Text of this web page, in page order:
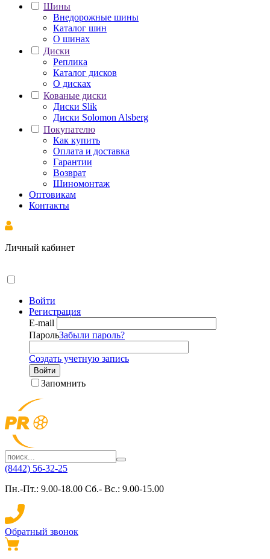
Шины
Внедорожные шины
Каталог шин
О шинах
Диски
Реплика
Каталог дисков
О дисках
Кованые диски
Диски Slik
Диски Solomon Alsberg
Покупателю
Как купить
Оплата и доставка
Гарантии
Возврат
Шиномонтаж
Оптовикам
Контакты
Личный кабинет
Войти
Регистрация
E-mail
ПарольЗабыли пароль?
Создать учетную запись
Войти
Запомнить
(8442) 56-32-25
Пн.-Пт.: 9.00-18.00 Сб.- Вс.: 9.00-15.00
Обратный звонок